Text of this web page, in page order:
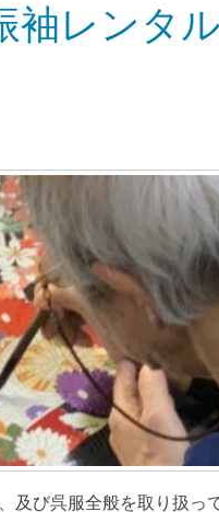
袖レンタ
及び呉服全般を取り扱